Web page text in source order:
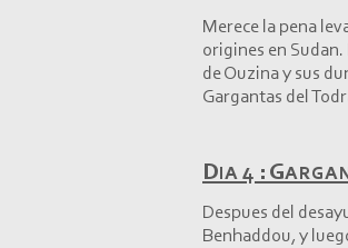
Merece la pena
origines en
de Ouzina y sus
Gargantas del
Dia 4 :
Despues del
Benhaddou, y